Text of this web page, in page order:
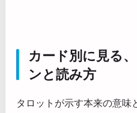
カード別に見る
ンと読み方
タロットが示す本来の意